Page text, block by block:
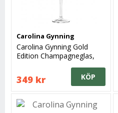
Carolina Gynning
Carolina Gynning Gold
Edition Champagneglas,
349 kr KÖP